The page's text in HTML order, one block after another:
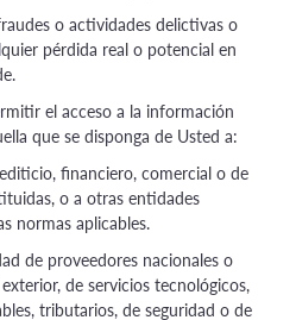
o actividades delictivas o
pérdida real o potencial en
el acceso a la información
que se disponga de Usted a:
financiero, comercial o de
o a otras entidades
normas aplicables.
de proveedores nacionales o
de servicios tecnológicos,
tributarios, de seguridad o de